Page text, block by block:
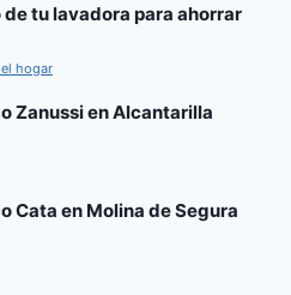
tu lavadora para ahorrar
hogar
Zanussi en Alcantarilla
Cata en Molina de Segura